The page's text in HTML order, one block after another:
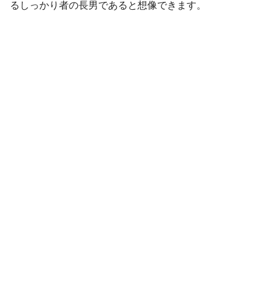
るしっかり者の長男であると想像できます。